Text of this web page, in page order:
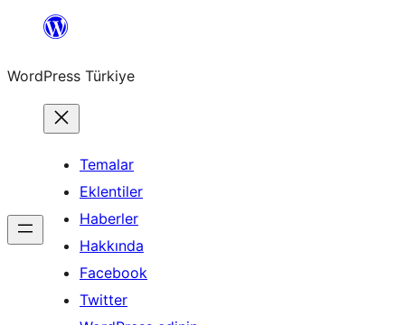
İçeriğe
WordPress Türkiye
Temalar
Eklentiler
Haberler
Hakkında
Facebook
Twitter